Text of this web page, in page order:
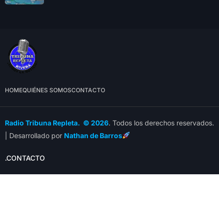
HOMEQUIÉNES SOMOSCONTACTO
Radio Tribuna Repleta. © 2026. Todos los derechos reservados.
| Desarrollado por Nathan de Barros
.CONTACTO